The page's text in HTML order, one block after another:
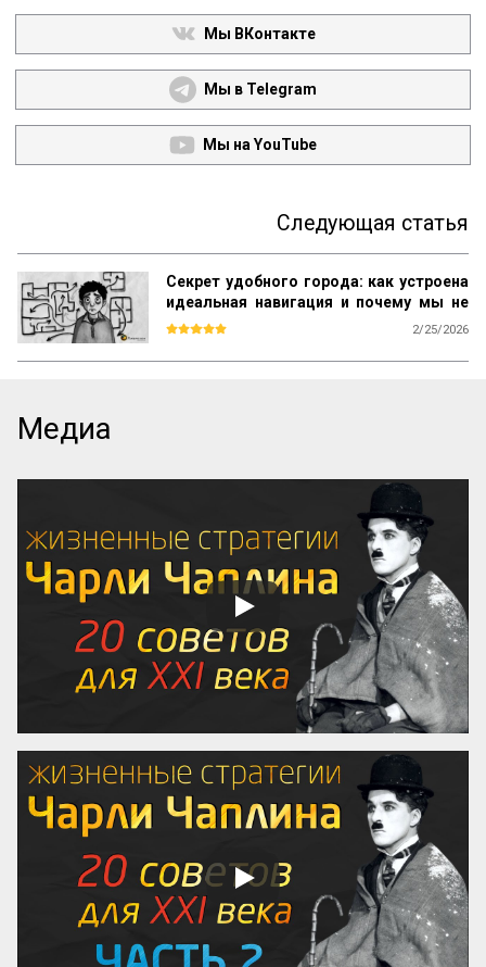
Мы ВКонтакте
Мы в Telegram
Мы на YouTube
Следующая статья
Секрет удобного города: как устроена
идеальная навигация и почему мы не
теряемся в Манхэттене, но блуждаем в
2/25/2026
Кристофер Александер, архитектор и
автор культового «Языка шаблонов»,
вывел формулу идеальной навигации.
Его вывод прост и неожидан: любой
удобный город или комплекс работает
как русская матрешка (или как
Оксфордский колледж).
Человек, который ищет адрес А, сможет
...
Медиа